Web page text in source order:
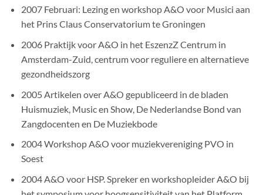
2007 Februari: Lezing en workshop A&O voor Musici aan
het Prins Claus Conservatorium te Groningen
2006 Praktijk voor A&O in het EszenzZ Centrum in
Amsterdam-Zuid, centrum voor reguliere en alternatieve
gezondheidszorg
2005 Artikelen over A&O gepubliceerd in de bladen
Huismuziek, Music en Show, De Nederlandse Bond van
Zangdocenten en De Muziekbode
2004 Workshop A&O voor muziekvereniging PVO in
Soest
2004 A&O voor HSP. Spreker en workshopleider A&O bij